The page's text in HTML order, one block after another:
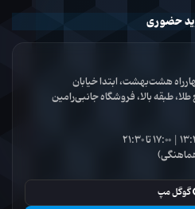
حضوری
هشت‌بهشت، ابتدا خیابان
طبقه بالا، فروشگاه جانبی‌رامین
گوگل مپ